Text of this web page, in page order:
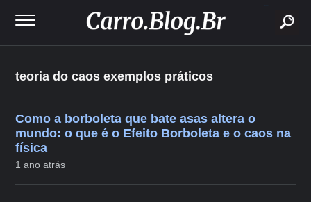
teoria do caos exemplos práticos
Como a borboleta que bate asas altera o
mundo: o que é o Efeito Borboleta e o caos na
física
1 ano atrás